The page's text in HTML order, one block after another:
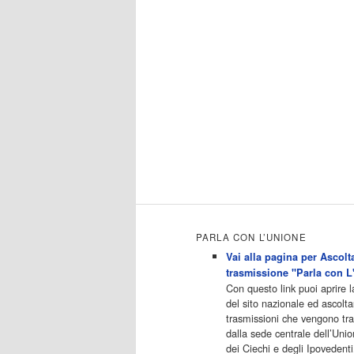
Acor3.it
programmiTv - LA 7 4
Dicembre 2022
Programmi 06:00 - Tg
La7/meteo/oroscopo/traffico06:5
5 - Movie Flash07:00 - Omnibus
? Rassegna stampa07:30 - Tg
La707:50 - Omnibus09:50 -
PARLA CON L’UNIONE
Vai alla pagina per
trasmissione "Parla con
Con questo link puoi aprire
del sito nazionale ed
trasmissioni che vengono
dalla sede centrale
dei Ciechi e degli